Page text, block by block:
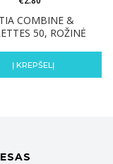
COMBINE &
50, ROŽINĖ
Į KREPŠELĮ